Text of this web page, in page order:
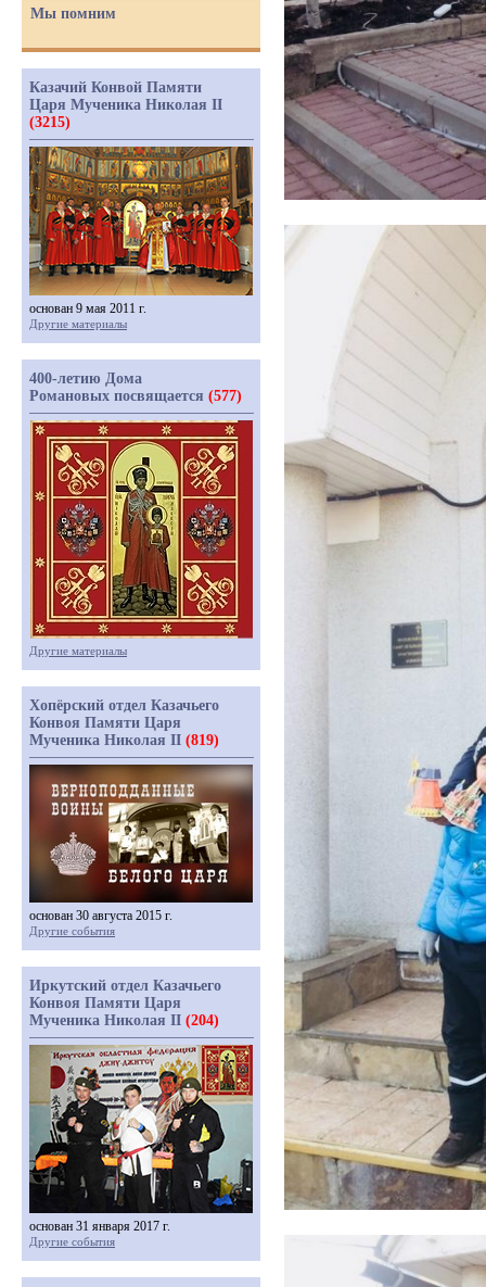
Мы помним
Казачий Конвой Памяти
Царя Мученика Николая II
(3215)
основан 9 мая 2011 г.
Другие материалы
400-летию Дома
Романовых посвящается (577)
Другие материалы
Хопёрский отдел Казачьего
Конвоя Памяти Царя
Мученика Николая II (819)
основан 30 августа 2015 г.
Другие события
Иркутский отдел Казачьего
Конвоя Памяти Царя
Мученика Николая II (204)
основан 31 января 2017 г.
Другие события